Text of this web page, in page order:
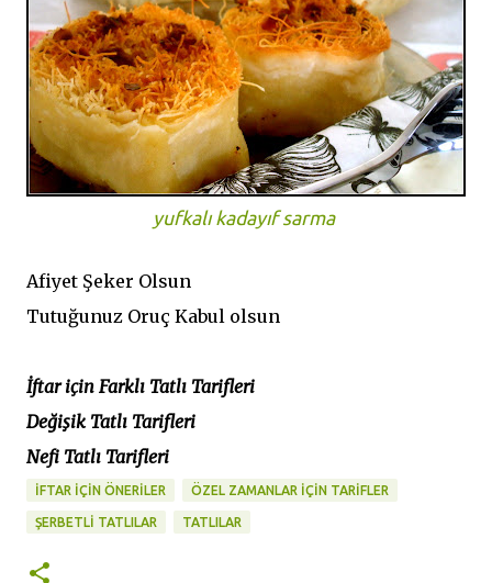
yufkalı kadayıf sarma
Afiyet Şeker Olsun
Tutuğunuz Oruç Kabul olsun
İftar için Farklı Tatlı Tarifleri
Değişik Tatlı Tarifleri
Nefi Tatlı Tarifleri
İFTAR İÇIN ÖNERILER ÖZEL ZAMANLAR İÇİN TARİFLER
ŞERBETLİ TATLILAR TATLILAR